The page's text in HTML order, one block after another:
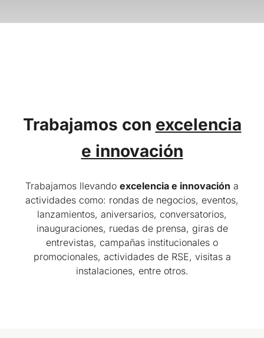
Trabajamos con excelencia
e innovación
Trabajamos llevando excelencia e innovación a
actividades como: rondas de negocios, eventos,
lanzamientos, aniversarios, conversatorios,
inauguraciones, ruedas de prensa, giras de
entrevistas, campañas institucionales o
promocionales, actividades de RSE, visitas a
instalaciones, entre otros.